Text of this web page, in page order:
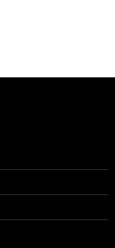
в Нидерландах